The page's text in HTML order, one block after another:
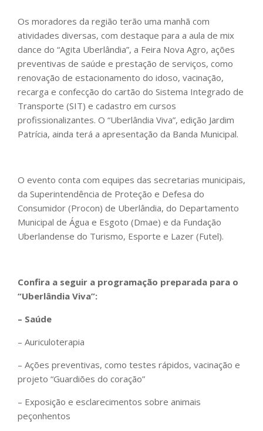
Os moradores da região terão uma manhã com
atividades diversas, com destaque para a aula de mix
dance do “Agita Uberlândia”, a Feira Nova Agro, ações
preventivas de saúde e prestação de serviços, como
renovação de estacionamento do idoso, vacinação,
recarga e confecção do cartão do Sistema Integrado de
Transporte (SIT) e cadastro em cursos
profissionalizantes. O “Uberlândia Viva”, edição Jardim
Patrícia, ainda terá a apresentação da Banda Municipal.
O evento conta com equipes das secretarias municipais,
da Superintendência de Proteção e Defesa do
Consumidor (Procon) de Uberlândia, do Departamento
Municipal de Água e Esgoto (Dmae) e da Fundação
Uberlandense do Turismo, Esporte e Lazer (Futel).
Confira a seguir a programação preparada para o
“Uberlândia Viva”:
– Saúde
– Auriculoterapia
– Ações preventivas, como testes rápidos, vacinação e
projeto “Guardiões do coração”
– Exposição e esclarecimentos sobre animais
peçonhentos